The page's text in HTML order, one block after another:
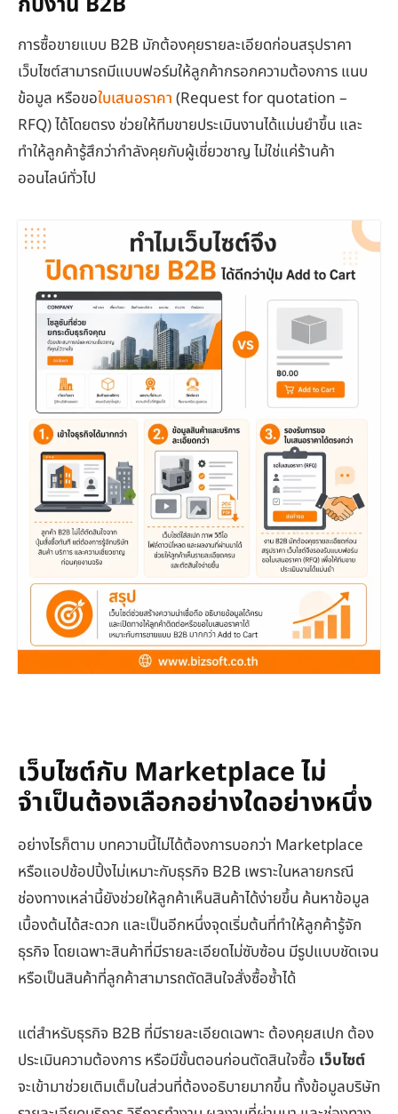
การซื้อขายแบบ B2B มักต้องคุยรายละเอียดก่อนสรุปราคา
เว็บไซต์สามารถมีแบบฟอร์มให้ลูกค้ากรอกความต้องการ แนบ
ข้อมูล หรือขอใบเสนอราคา(Request for quotation –
RFQ) ได้โดยตรง ช่วยให้ทีมขายประเมินงานได้แม่นยำขึ้น และ
ทำให้ลูกค้ารู้สึกว่ากำลังคุยกับผู้เชี่ยวชาญ ไม่ใช่แค่ร้านค้า
ออนไลน์ทั่วไป
เว็บไซต์กับ Marketplace ไม่
จำเป็นต้องเลือกอย่างใดอย่างหนึ่ง
อย่างไรก็ตาม บทความนี้ไม่ได้ต้องการบอกว่า Marketplace
หรือแอปช้อปปิ้งไม่เหมาะกับธุรกิจ B2B เพราะในหลายกรณี
ช่องทางเหล่านี้ยังช่วยให้ลูกค้าเห็นสินค้าได้ง่ายขึ้น ค้นหาข้อมูล
เบื้องต้นได้สะดวก และเป็นอีกหนึ่งจุดเริ่มต้นที่ทำให้ลูกค้ารู้จัก
ธุรกิจ โดยเฉพาะสินค้าที่มีรายละเอียดไม่ซับซ้อน มีรูปแบบชัดเจน
หรือเป็นสินค้าที่ลูกค้าสามารถตัดสินใจสั่งซื้อซ้ำได้
แต่สำหรับธุรกิจ B2B ที่มีรายละเอียดเฉพาะ ต้องคุยสเปก ต้อง
ประเมินความต้องการ หรือมีขั้นตอนก่อนตัดสินใจซื้อ เว็บไซต์
จะเข้ามาช่วยเติมเต็มในส่วนที่ต้องอธิบายมากขึ้น ทั้งข้อมูลบริษัท